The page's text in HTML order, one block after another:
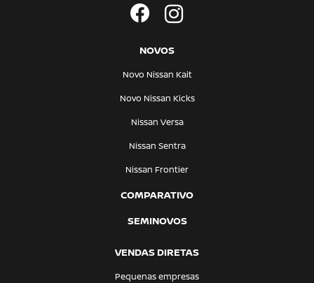
NOVOS
Novo Nissan Kait
Novo Nissan Kicks
Nissan Versa
Nissan Sentra
Nissan Frontier
COMPARATIVO
SEMINOVOS
VENDAS DIRETAS
Pequenas empresas